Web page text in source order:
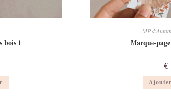
bois 1
MP
Marque-
€